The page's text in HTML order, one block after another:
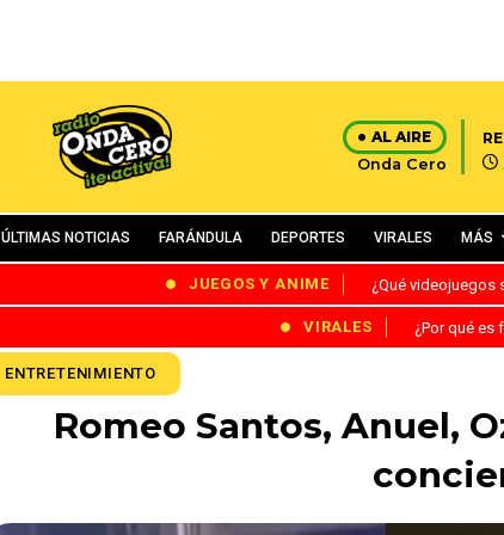
AL AIRE
Onda Cero
ÚLTIMAS NOTICIAS FARÁNDULA DEPORTES VIRALES MÁS
JUEGOS Y ANIME ¿Qué videojuegos
VIRALES ¿Por qué es
ENTRETENIMIENTO
Romeo Santos, Anuel,